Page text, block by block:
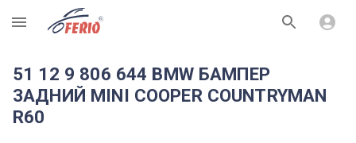
R
51 12 9 806 644 BMW БАМПЕР
ЗАДНИЙ MINI COOPER COUNTRYMAN
R60